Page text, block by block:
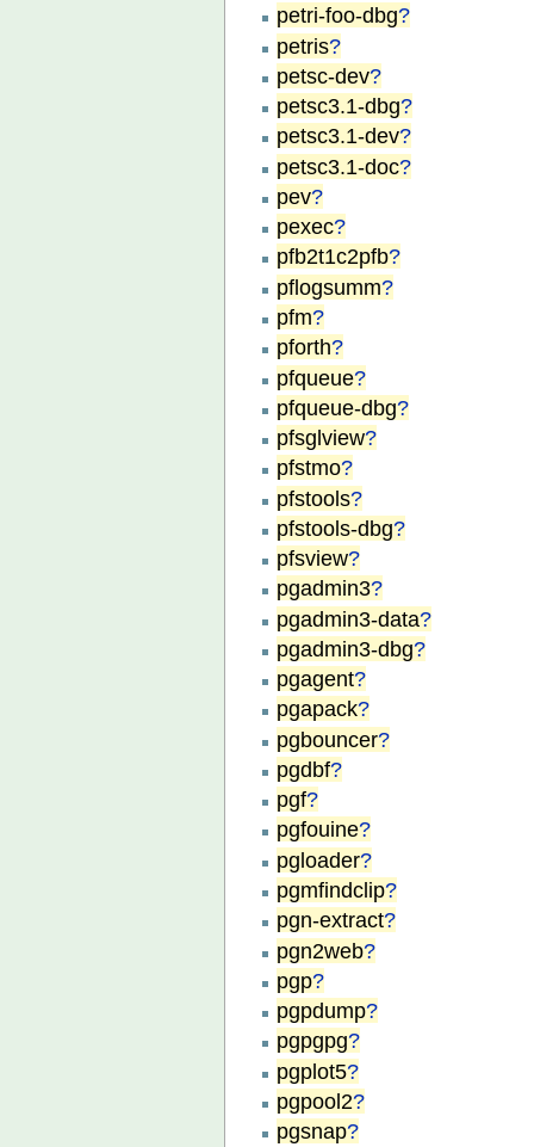
petri-foo-dbg?
petris?
petsc-dev?
petsc3.1-dbg?
petsc3.1-dev?
petsc3.1-doc?
pev?
pexec?
pfb2t1c2pfb?
pflogsumm?
pfm?
pforth?
pfqueue?
pfqueue-dbg?
pfsglview?
pfstmo?
pfstools?
pfstools-dbg?
pfsview?
pgadmin3?
pgadmin3-data?
pgadmin3-dbg?
pgagent?
pgapack?
pgbouncer?
pgdbf?
pgf?
pgfouine?
pgloader?
pgmfindclip?
pgn-extract?
pgn2web?
pgp?
pgpdump?
pgpgpg?
pgplot5?
pgpool2?
pgsnap?